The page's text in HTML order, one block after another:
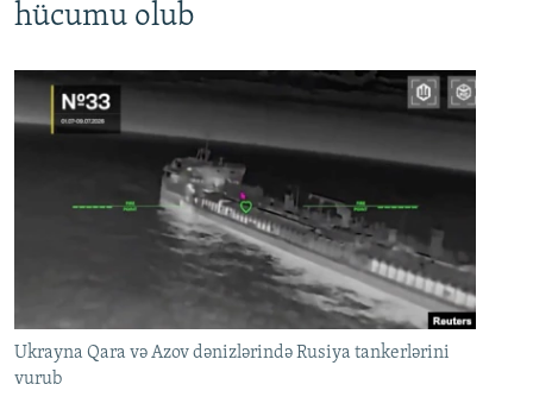
hücumu olub
Ukrayna Qara və Azov dənizlərində Rusiya tankerlərini
vurub